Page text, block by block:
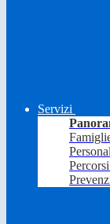
Servizi